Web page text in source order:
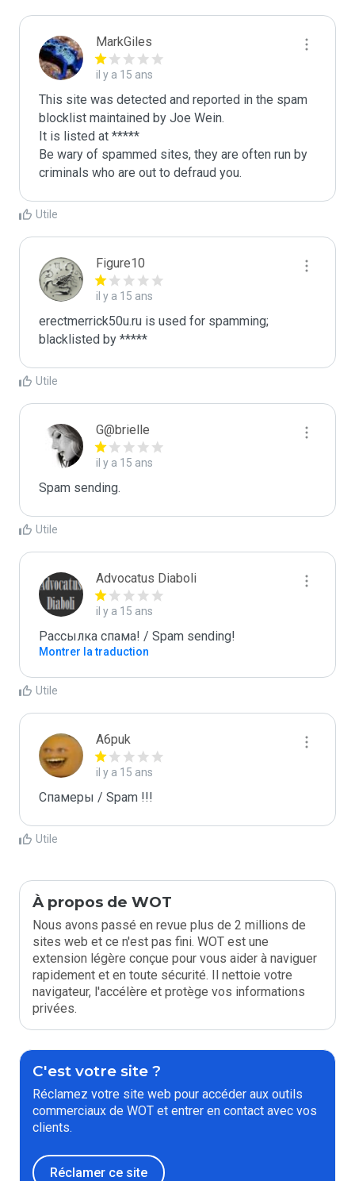
MarkGiles
il y a 15 ans
This site was detected and reported in the spam
blocklist maintained by Joe Wein.
It is listed at *****
Be wary of spammed sites, they are often run by
criminals who are out to defraud you.
Utile
Figure10
il y a 15 ans
erectmerrick50u.ru is used for spamming;
blacklisted by *****
Utile
G@brielle
il y a 15 ans
Spam sending.
Utile
Advocatus Diaboli
il y a 15 ans
Рассылка спама! / Spam sending!
Montrer la traduction
Utile
A6puk
il y a 15 ans
Спамеры / Spam !!!
Utile
À propos de WOT
Nous avons passé en revue plus de 2 millions de
sites web et ce n'est pas fini. WOT est une
extension légère conçue pour vous aider à naviguer
rapidement et en toute sécurité. Il nettoie votre
navigateur, l'accélère et protège vos informations
privées.
C'est votre site ?
Réclamez votre site web pour accéder aux outils
commerciaux de WOT et entrer en contact avec vos
clients.
Réclamer ce site